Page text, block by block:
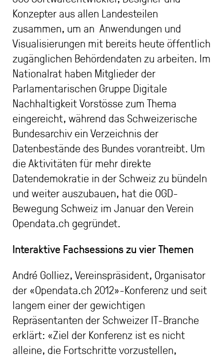
Konzepter aus allen Landesteilen
zusammen, um an Anwendungen und
Visualisierungen mit bereits heute öffentlich
zugänglichen Behördendaten zu arbeiten. Im
Nationalrat haben Mitglieder der
Parlamentarischen Gruppe Digitale
Nachhaltigkeit Vorstösse zum Thema
eingereicht, während das Schweizerische
Bundesarchiv ein Verzeichnis der
Datenbestände des Bundes vorantreibt. Um
die Aktivitäten für mehr direkte
Datendemokratie in der Schweiz zu bündeln
und weiter auszubauen, hat die OGD-
Bewegung Schweiz im Januar den Verein
Opendata.ch gegründet.
Interaktive Fachsessions zu vier Themen
André Golliez, Vereinspräsident, Organisator
der «Opendata.ch 2012»-Konferenz und seit
langem einer der gewichtigen
Repräsentanten der Schweizer IT-Branche
erklärt: «Ziel der Konferenz ist es nicht
alleine, die Fortschritte vorzustellen,